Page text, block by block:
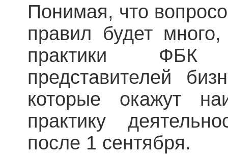
Понимая, что
правил будет
практики ФБК
представителей
которые окажут
практику
после 1 сентября.